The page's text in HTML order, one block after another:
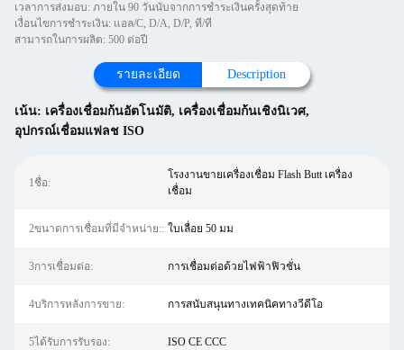
เวลาการส่งมอบ: ภายใน 90 วันนับจากการชำระเงินครั้งสุดท้าย
เงื่อนไขการชำระเงิน: แอล/C, D/A, D/P, ที/ที
สามารถในการผลิต: 500 ต่อปี
รายละเอียด Description
เน้น: เครื่องเชื่อมก้นอัตโนมัติ, เครื่องเชื่อมก้นเชิงนิเวศ,
อุปกรณ์เชื่อมแฟลช ISO
1ชื่อ:
โรงงานขายเครื่องเชื่อม Flash Butt เครื่อง
เชื่อม
2ขนาดการเชื่อมที่มีจำหน่าย:: ใบเลื่อย 50 มม
3การเชื่อมต่อ: การเชื่อมต่อด้วยไฟฟ้าฟิวชั่น
4บริการหลังการขาย: การสนับสนุนทางเทคนิคทางวีดีโอ
5ได้รับการรับรอง: ISO CE CCC